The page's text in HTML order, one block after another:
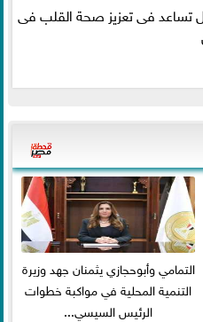
تساعد فى تعزيز صحة القلب فى
التمامي وأبوحجازي يثمنان جهد وزيرة
التنمية المحلية في مواكبة خطوات
الرئيس السيسي...